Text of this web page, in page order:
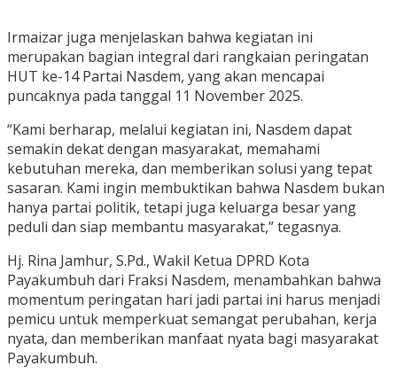
Irmaizar juga menjelaskan bahwa kegiatan ini
merupakan bagian integral dari rangkaian peringatan
HUT ke-14 Partai Nasdem, yang akan mencapai
puncaknya pada tanggal 11 November 2025.
“Kami berharap, melalui kegiatan ini, Nasdem dapat
semakin dekat dengan masyarakat, memahami
kebutuhan mereka, dan memberikan solusi yang tepat
sasaran. Kami ingin membuktikan bahwa Nasdem bukan
hanya partai politik, tetapi juga keluarga besar yang
peduli dan siap membantu masyarakat,” tegasnya.
Hj. Rina Jamhur, S.Pd., Wakil Ketua DPRD Kota
Payakumbuh dari Fraksi Nasdem, menambahkan bahwa
momentum peringatan hari jadi partai ini harus menjadi
pemicu untuk memperkuat semangat perubahan, kerja
nyata, dan memberikan manfaat nyata bagi masyarakat
Payakumbuh.